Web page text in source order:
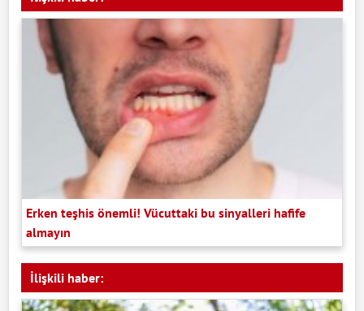
Erken teşhis önemli! Vücuttaki bu sinyalleri hafife
almayın
İlişkili haber: